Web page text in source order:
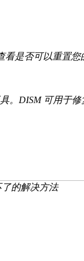
是否可以重置您
DISM 可用于